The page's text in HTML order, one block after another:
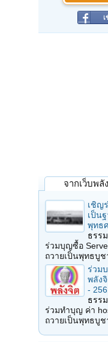
จากเว็บพลั
เชิญ
เป็น
พุทธ
ธรร
ร่วมบุญซื้อ
ถวายเป็นพุทธบู
ร่วม
พลัง
-
ธรร
ร่วมทำบุญ ค่า
ถวายเป็นพุทธบู